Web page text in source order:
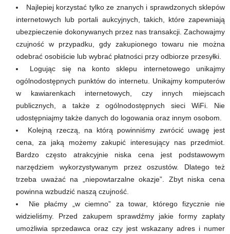
Najlepiej korzystać tylko ze znanych i sprawdzonych sklepów
internetowych lub portali aukcyjnych, takich, które zapewniają
ubezpieczenie dokonywanych przez nas transakcji. Zachowajmy
czujność w przypadku, gdy zakupionego towaru nie można
odebrać osobiście lub wybrać płatności przy odbiorze przesyłki.
Logując się na konto sklepu internetowego unikajmy
ogólnodostępnych punktów do internetu. Unikajmy komputerów
w kawiarenkach internetowych, czy innych miejscach
publicznych, a także z ogólnodostępnych sieci WiFi. Nie
udostępniajmy także danych do logowania oraz innym osobom.
Kolejną rzeczą, na którą powinniśmy zwrócić uwagę jest
cena, za jaką możemy zakupić interesujący nas przedmiot.
Bardzo często atrakcyjnie niska cena jest podstawowym
narzędziem wykorzystywanym przez oszustów. Dlatego też
trzeba uważać na „niepowtarzalne okazje”. Zbyt niska cena
powinna wzbudzić naszą czujność.
Nie płaćmy „w ciemno” za towar, którego fizycznie nie
widzieliśmy. Przed zakupem sprawdźmy jakie formy zapłaty
umożliwia sprzedawca oraz czy jest wskazany adres i numer